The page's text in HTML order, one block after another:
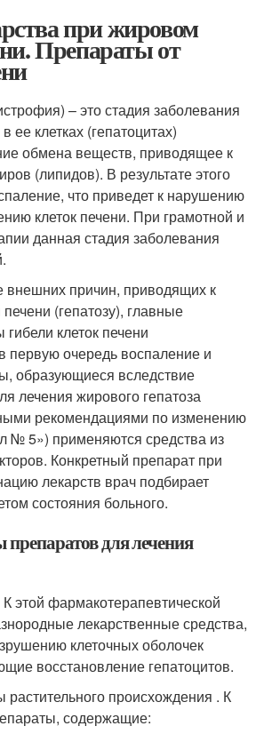
при жировом
Препараты от
– это стадия заболевания
ее клетках (гепатоцитах)
обмена веществ, приводящее к
(липидов). В результате этого
что приведет к нарушению
клеток печени. При грамотной и
данная стадия заболевания
внешних причин, приводящих к
(гепатозу), главные
клеток печени
первую очередь воспаление и
образующиеся вследствие
лечения жирового гепатоза
рекомендациями по изменению
№ 5») применяются средства из
Конкретный препарат при
лекарств врач подбирает
состояния больного.
для лечения
этой фармакотерапевтической
лекарственные средства,
клеточных оболочек
восстановление гепатоцитов.
растительного происхождения . К
содержащие: